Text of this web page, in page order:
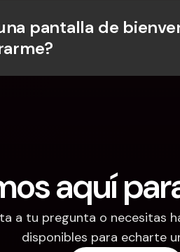
pantalla de
aquí
a tu pregunta o necesitas
disponibles para echarte